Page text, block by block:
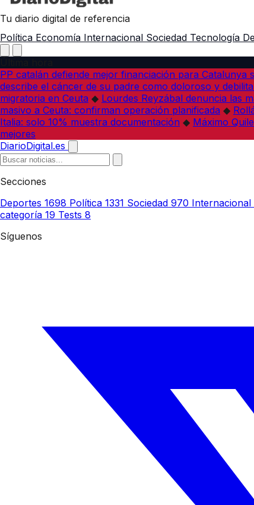
Tu diario digital de referencia
Política Economía Internacional Sociedad Tecnología
PP catalán defiende mejor financiación para Catalunya
describe el cáncer de su padre como doloroso y
migratoria en Ceuta ◆ Lourdes Reyzábal denuncia las
masivo a Ceuta: confirman operación planificada ◆
Italia: solo 10% muestra documentación ◆ Máximo
mejores
DiarioDigital.es
Secciones
Deportes 1698 Política 1331 Sociedad 970 Internacional
categoría 19 Tests 8
Síguenos